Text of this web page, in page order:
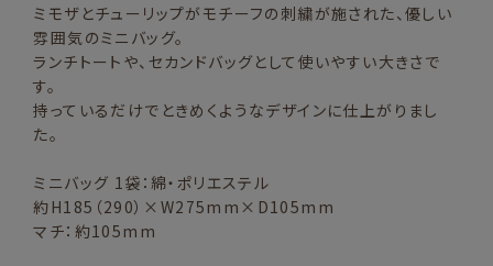
ミモザとチューリップがモチーフの刺繍が施された、優しい
雰囲気のミニバッグ。
ランチトートや、セカンドバッグとして使いやすい大きさで
す。
持っているだけでときめくようなデザインに仕上がりまし
た。
ミニバッグ 1袋：綿・ポリエステル
約H185（290）×W275mm×D105mm
マチ：約105mm